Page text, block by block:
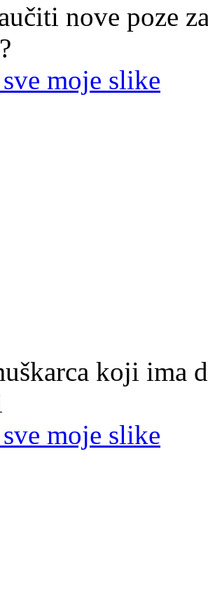
nove poze
moje slike
koji ima
moje slike